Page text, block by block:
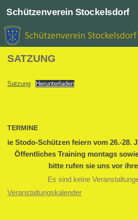
Zum Inhalt springen
Schützenverein Stockelsdorf
SATZUNG
Satzung Herunterladen
TERMINE
Stodo-Schützen feiern vom 26.-28.
Öffentliches Training montags
bitte rufen sie uns vor
Es sind keine
Veranstaltungskalender